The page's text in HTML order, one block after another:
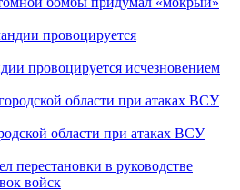
провоцируется исчезновением
области при атаках ВСУ